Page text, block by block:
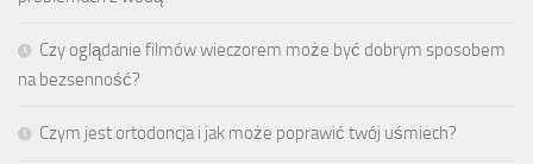
Czy oglądanie filmów wieczorem może być dobrym sposobem
na bezsenność?
Czym jest ortodoncja i jak może poprawić twój uśmiech?